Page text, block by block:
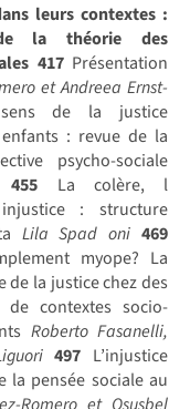
leurs contextes :
la théorie des
417Présentation
et Andreea Ernst-
de la justice
: revue de la
psycho-sociale
455 La colère, l
: structure
Lila Spad oni 469
myope? La
la justice chez des
contextes socio-
Roberto Fasanelli,
497 L’injustice
la pensée sociale au